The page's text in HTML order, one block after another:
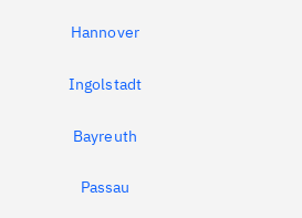
Hannover
Ingolstadt
Bayreuth
Passau